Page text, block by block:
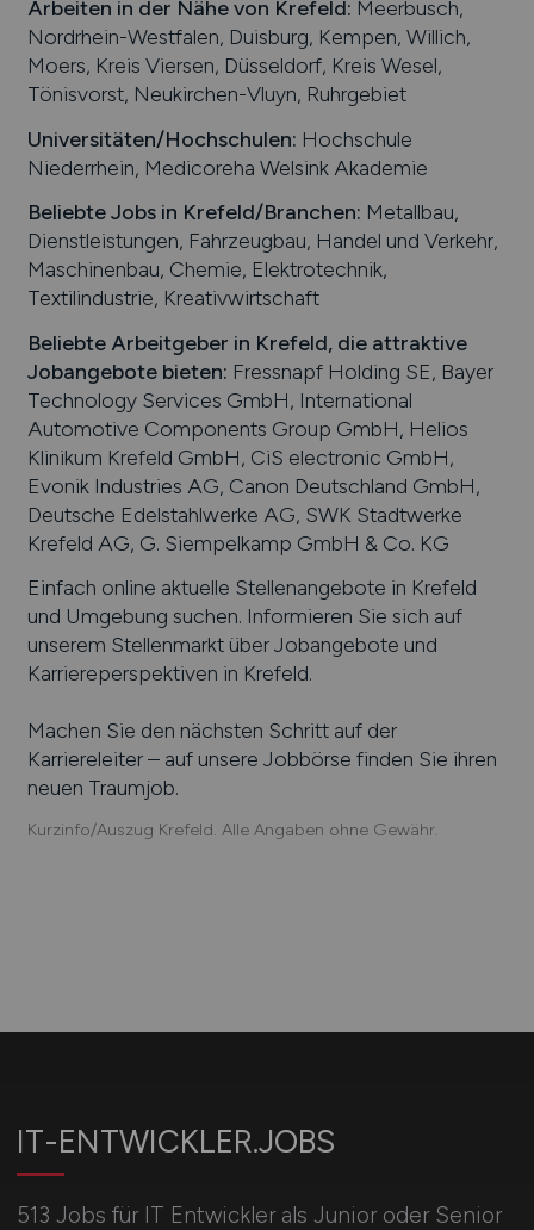
Arbeiten in der Nähe von Krefeld: Meerbusch,
Nordrhein-Westfalen, Duisburg, Kempen, Willich,
Moers, Kreis Viersen, Düsseldorf, Kreis Wesel,
Tönisvorst, Neukirchen-Vluyn, Ruhrgebiet
Universitäten/Hochschulen: Hochschule
Niederrhein, Medicoreha Welsink Akademie
Beliebte Jobs in Krefeld/Branchen: Metallbau,
Dienstleistungen, Fahrzeugbau, Handel und Verkehr,
Maschinenbau, Chemie, Elektrotechnik,
Textilindustrie, Kreativwirtschaft
Beliebte Arbeitgeber in Krefeld, die attraktive
Jobangebote bieten: Fressnapf Holding SE, Bayer
Technology Services GmbH, International
Automotive Components Group GmbH, Helios
Klinikum Krefeld GmbH, CiS electronic GmbH,
Evonik Industries AG, Canon Deutschland GmbH,
Deutsche Edelstahlwerke AG, SWK Stadtwerke
Krefeld AG, G. Siempelkamp GmbH & Co. KG
Einfach online aktuelle Stellenangebote in Krefeld
und Umgebung suchen. Informieren Sie sich auf
unserem Stellenmarkt über Jobangebote und
Karriereperspektiven in Krefeld.
Machen Sie den nächsten Schritt auf der
Karriereleiter – auf unsere Jobbörse finden Sie ihren
neuen Traumjob.
Kurzinfo/Auszug Krefeld. Alle Angaben ohne Gewähr.
IT-ENTWICKLER.JOBS
513 Jobs für IT Entwickler als Junior oder Senior